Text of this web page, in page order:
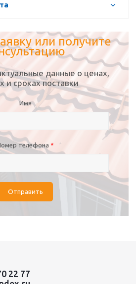
или получите
данные о ценах,
и сроках поставки
Имя
телефона *
Отправить
22 77